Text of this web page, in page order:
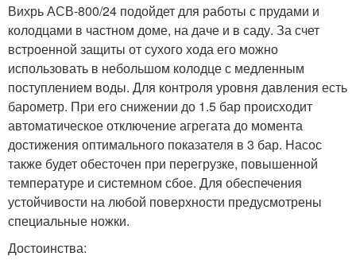
Вихрь АСВ-800/24 подойдет для работы с прудами и
колодцами в частном доме, на даче и в саду. За счет
встроенной защиты от сухого хода его можно
использовать в небольшом колодце с медленным
поступлением воды. Для контроля уровня давления есть
барометр. При его снижении до 1.5 бар происходит
автоматическое отключение агрегата до момента
достижения оптимального показателя в 3 бар. Насос
также будет обесточен при перегрузке, повышенной
температуре и системном сбое. Для обеспечения
устойчивости на любой поверхности предусмотрены
специальные ножки.
Достоинства: